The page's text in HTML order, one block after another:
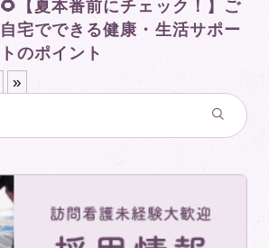
🌻【夏本番前にチェック！】ご
自宅でできる健康・生活サポー
トのポイント
»